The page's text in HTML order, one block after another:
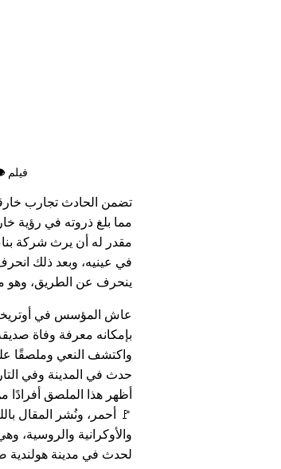
فيلم
تضمن الحادث تجارب
مما بلغ ذروته في رؤية
مقدر له أن يرث شركة
في عينيه، وبعد ذلك
ينحرف عن الطريق، وهو ما
عاش المؤسس في
بإمكانه معرفة وفاة
واكتشف النعي وملصقًا
حدث في المدينة وفي
أظهر هذا الملصق أفرادًا
🚩 أحمر، ونُشر المقال
والأوكرانية
لحدث في مدينة هولندية